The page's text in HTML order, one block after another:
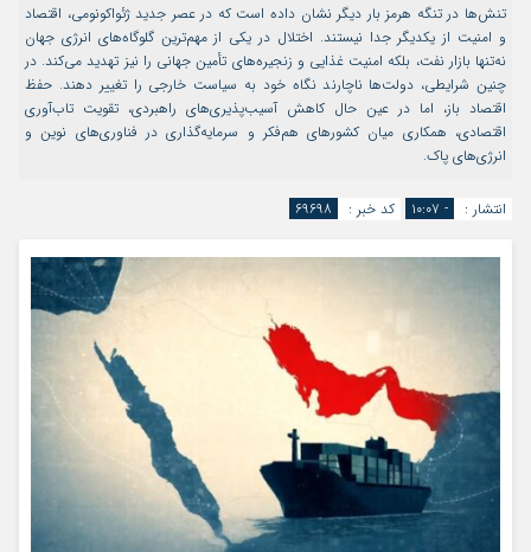
مرا به خاطر بسپار
تنش‌ها در تنگه هرمز بار دیگر نشان داده است که در عصر جدید ژئواکونومی، اقتصاد
و امنیت از یکدیگر جدا نیستند. اختلال در یکی از مهم‌ترین گلوگاه‌های انرژی جهان
نه‌تنها بازار نفت، بلکه امنیت غذایی و زنجیره‌های تأمین جهانی را نیز تهدید می‌کند. در
چنین شرایطی، دولت‌ها ناچارند نگاه خود به سیاست خارجی را تغییر دهند. حفظ
اقتصاد باز، اما در عین حال کاهش آسیب‌پذیری‌های راهبردی، تقویت تاب‌آوری
اقتصادی، همکاری میان کشورهای هم‌فکر و سرمایه‌گذاری در فناوری‌های نوین و
انرژی‌های پاک.
انتشار : - ۱۰:۰۷ کد خبر : ۶۹۶۹۸